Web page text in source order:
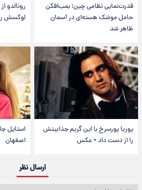
قدرت‌نمایی نظامی چین؛ بمب‌افکن
حامل موشک هسته‌ای در آسمان
ظاهر شد
رونالدو
لوکسش
پوریا پورسرخ با این گریم جذابیتش
را از دست داد + عکس
استایل
اصفهان
ارسال نظر